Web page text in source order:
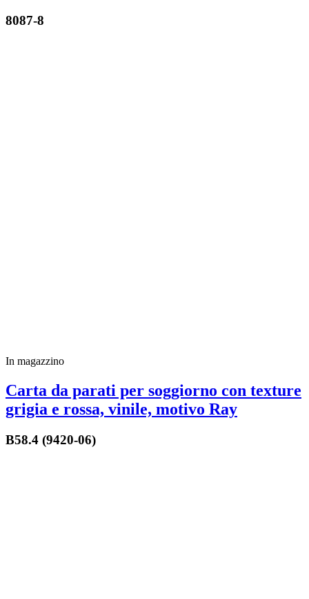
8087-8
In magazzino
Carta da parati per soggiorno con texture
grigia e rossa, vinile, motivo Ray
B58.4 (9420-06)